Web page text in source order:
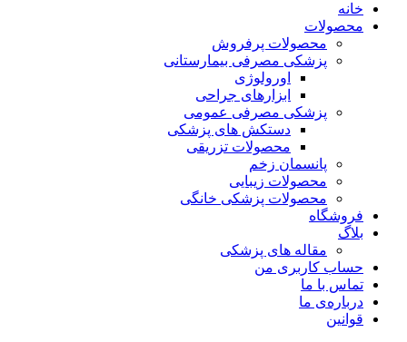
خانه
محصولات
محصولات پرفروش
پزشکی مصرفی بیمارستانی
اورولوژی
ابزارهای جراحی
پزشکی مصرفی عمومی
دستکش های پزشکی
محصولات تزریقی
پانسمان زخم
محصولات زیبایی
محصولات پزشکی خانگی
فروشگاه
بلاگ
مقاله های پزشکی
حساب کاربری من
تماس با ما
درباره‌ی ما
قوانین